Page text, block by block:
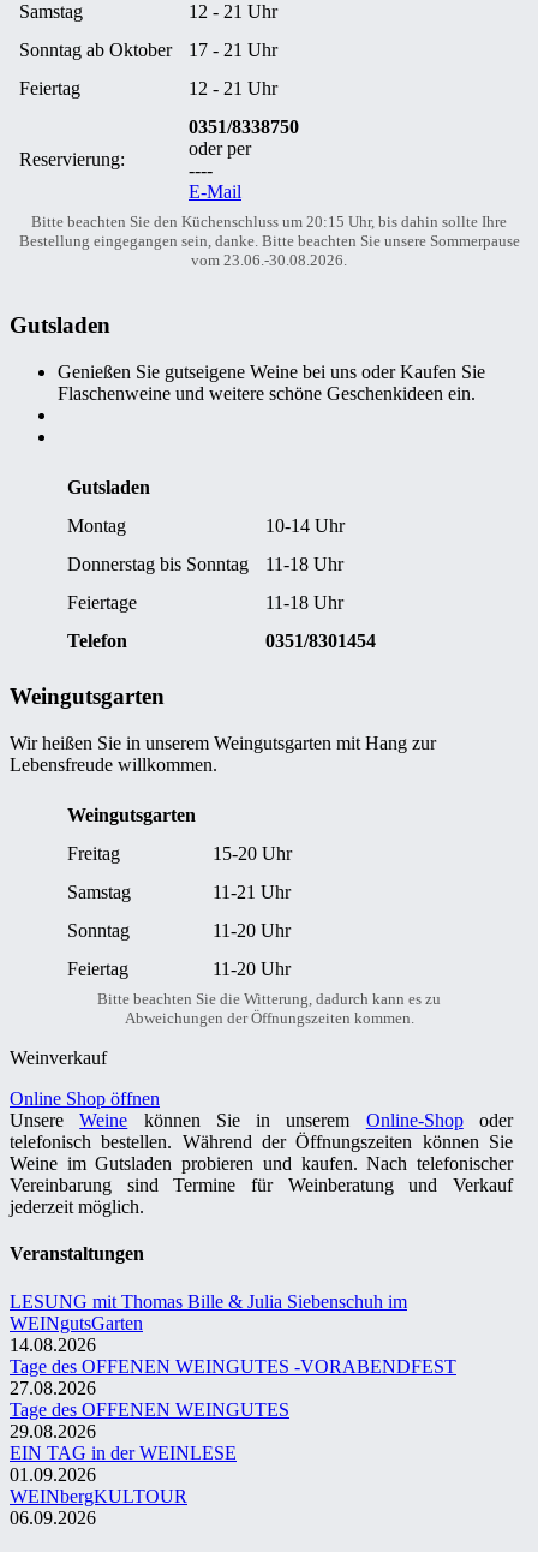
Samstag
12 - 21 Uhr
Sonntag ab Oktober
17 - 21 Uhr
Feiertag
12 - 21 Uhr
Reservierung:
0351/8338750
oder per
----
E-Mail
Bitte beachten Sie den Küchenschluss um 20:15 Uhr, bis dahin sollte Ihre
Bestellung eingegangen sein, danke. Bitte beachten Sie unsere Sommerpause
vom 23.06.-30.08.2026.
Gutsladen
Genießen Sie gutseigene Weine bei uns oder Kaufen Sie
Flaschenweine und weitere schöne Geschenkideen ein.
Gutsladen
Montag
10-14 Uhr
Donnerstag bis Sonntag
11-18 Uhr
Feiertage
11-18 Uhr
Telefon
0351/8301454
Weingutsgarten
Wir heißen Sie in unserem Weingutsgarten mit Hang zur
Lebensfreude willkommen.
Weingutsgarten
Freitag
15-20 Uhr
Samstag
11-21 Uhr
Sonntag
11-20 Uhr
Feiertag
11-20 Uhr
Bitte beachten Sie die Witterung, dadurch kann es zu
Abweichungen der Öffnungszeiten kommen.
Weinverkauf
Online Shop öffnen
UnsereWeine können Sie in unserem Online-Shopoder
telefonisch bestellen. Während der Öffnungszeiten können Sie
Weine im Gutsladen probieren und kaufen. Nach telefonischer
Vereinbarung sind Termine für Weinberatung und Verkauf
jederzeit möglich.
Veranstaltungen
LESUNG mit Thomas Bille & Julia Siebenschuh im
WEINgutsGarten
14.08.2026
Tage des OFFENEN WEINGUTES -VORABENDFEST
27.08.2026
Tage des OFFENEN WEINGUTES
29.08.2026
EIN TAG in der WEINLESE
01.09.2026
WEINbergKULTOUR
06.09.2026